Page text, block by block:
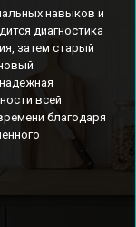
навыков и
диагностика
затем старый
всей
благодаря